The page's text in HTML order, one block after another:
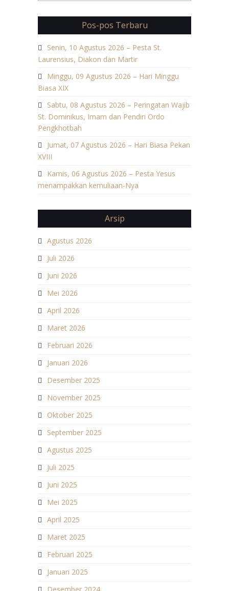
Pos-pos Terbaru
Senin, 10 Agustus 2026 – Pesta St.
Laurensius, Diakon dan Martir
Minggu, 09 Agustus 2026 – Hari Minggu
Biasa XIX
Sabtu, 08 Agustus 2026 – Peringatan Wajib
St. Dominikus, Imam dan Pendiri Ordo
Pengkhotbah
Jumat, 07 Agustus 2026 – Hari Biasa Pekan
XVIII
Kamis, 06 Agustus 2026 – Pesta Yesus
menampakkan kemuliaan-Nya
Arsip
Agustus 2026
Juli 2026
Juni 2026
Mei 2026
April 2026
Maret 2026
Februari 2026
Januari 2026
Desember 2025
November 2025
Oktober 2025
September 2025
Agustus 2025
Juli 2025
Juni 2025
Mei 2025
April 2025
Maret 2025
Februari 2025
Januari 2025